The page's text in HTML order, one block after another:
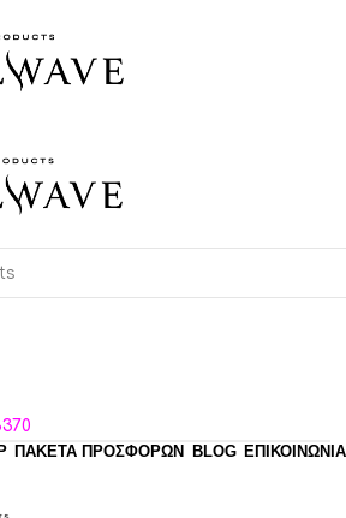
ΠΑΚΈΤΑ ΠΡΟΣΦΟΡΏΝ BLOG ΕΠΙΚΟΙΝΩΝΙΑ